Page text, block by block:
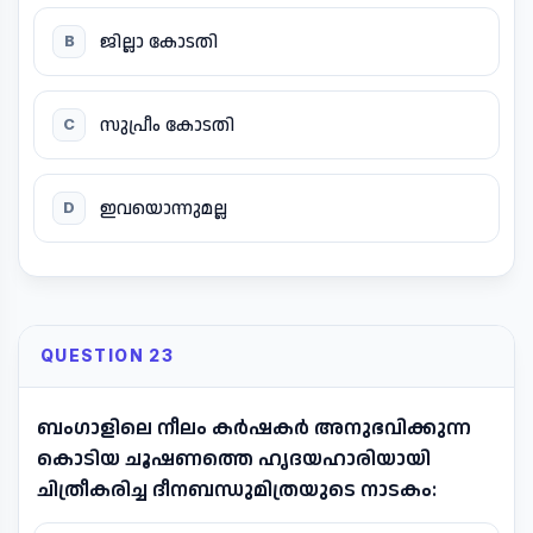
B ജില്ലാ കോടതി
C സുപ്രീം കോടതി
D ഇവയൊന്നുമല്ല
QUESTION 23
ബംഗാളിലെ നീലം കർഷകർ അനുഭവിക്കുന്ന
കൊടിയ ചൂഷണത്തെ ഹൃദയഹാരിയായി
ചിത്രീകരിച്ച ദീനബന്ധുമിത്രയുടെ നാടകം: